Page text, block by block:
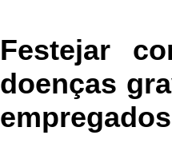
Festejar
doenças